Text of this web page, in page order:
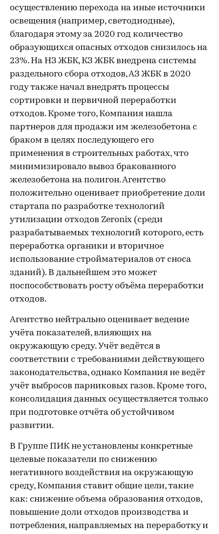
осуществлению перехода на иные источники
освещения (например, светодиодные),
благодаря этому за 2020 год количество
образующихся опасных отходов снизилось на
23%. На НЗ ЖБК, КЗ ЖБК внедрена системы
раздельного сбора отходов, АЗ ЖБК в 2020
году также начал внедрять процессы
сортировки и первичной переработки
отходов. Кроме того, Компания нашла
партнеров для продажи им железобетона с
браком в целях последующего его
применения в строительных работах, что
минимизировало вывоз бракованного
железобетона на полигон. Агентство
положительно оценивает приобретение доли
стартапа по разработке технологий
утилизации отходов Zeronix (среди
разрабатываемых технологий которого, есть
переработка органики и вторичное
использование стройматериалов от сноса
зданий). В дальнейшем это может
поспособствовать росту объёма переработки
отходов.
Агентство нейтрально оценивает ведение
учёта показателей, влияющих на
окружающую среду. Учёт ведётся в
соответствии с требованиями действующего
законодательства, однако Компания не ведёт
учёт выбросов парниковых газов. Кроме того,
консолидация данных осуществляется только
при подготовке отчёта об устойчивом
развитии.
В Группе ПИК не установлены конкретные
целевые показатели по снижению
негативного воздействия на окружающую
среду, Компания ставит общие цели, такие
как: снижение объема образования отходов,
повышение доли отходов производства и
потребления, направляемых на переработку и